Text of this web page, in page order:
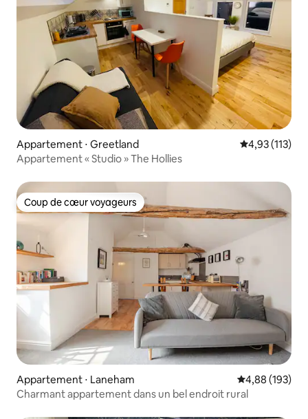
Appartement ⋅ Greetland Évaluation
4,93 (113)
Appartement « Studio » The Hollies
Coup de cœur voyageurs
Coup de cœur voyageurs
Appartement ⋅ Laneham Évaluation
4,88 (193)
Charmant appartement dans un bel endroit rural